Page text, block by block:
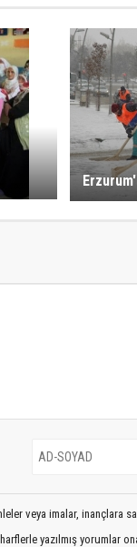
veya imalar, inançlara
yazılmış yorumlar